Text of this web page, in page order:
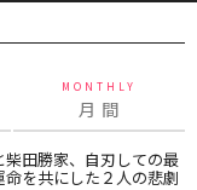
MONTHLY
月 間
柴田勝家、自刃しての最
を共にした２人の悲劇